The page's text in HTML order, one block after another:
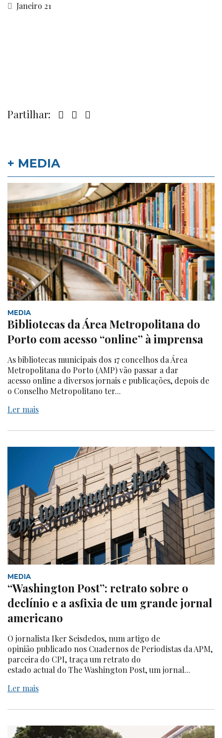
Janeiro 21
Partilhar:
+ MEDIA
MEDIA
Bibliotecas da Área Metropolitana do
Porto com acesso “online” à imprensa
As bibliotecas municipais dos 17 concelhos da Área
Metropolitana do Porto (AMP) vão passar a dar
acesso online a diversos jornais e publicações, depois de
o Conselho Metropolitano ter...
Ler mais
MEDIA
“Washington Post”: retrato sobre o
declínio e a asfixia de um grande jornal
americano
O jornalista Iker Seisdedos, num artigo de
opinião publicado nos Cuadernos de Periodistas da APM,
parceira do CPI, traça um retrato do
estado actual do The Washington Post, um jornal...
Ler mais